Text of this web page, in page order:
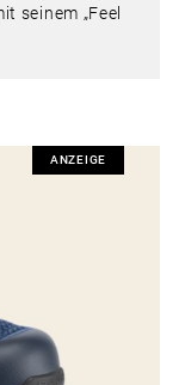
seinem „Feel
ANZEIGE